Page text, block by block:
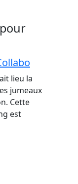
lieu la
jumeaux
Cette
est